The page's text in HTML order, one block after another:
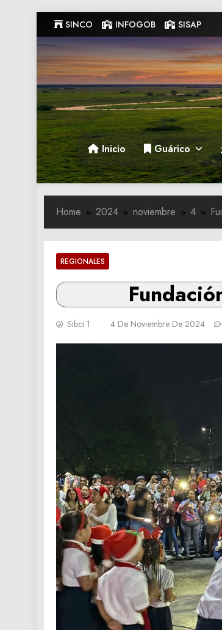
to
content
SINCO INFOGOB SISAP
Gobernacion de
Gobernacion de Guarico
Inicio Guárico
Home 2024 noviembre 4
REGIONALES
Sibci 1 4 De Noviembre De 2024